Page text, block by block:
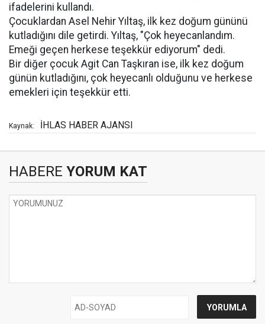
ifadelerini kullandı.
Çocuklardan Asel Nehir Yıltaş, ilk kez doğum gününü
kutladığını dile getirdi. Yıltaş, "Çok heyecanlandım.
Emeği geçen herkese teşekkür ediyorum" dedi.
Bir diğer çocuk Agit Can Taşkıran ise, ilk kez doğum
günün kutladığını, çok heyecanlı olduğunu ve herkese
emekleri için teşekkür etti.
Kaynak: İHLAS HABER AJANSI
HABERE YORUM KAT